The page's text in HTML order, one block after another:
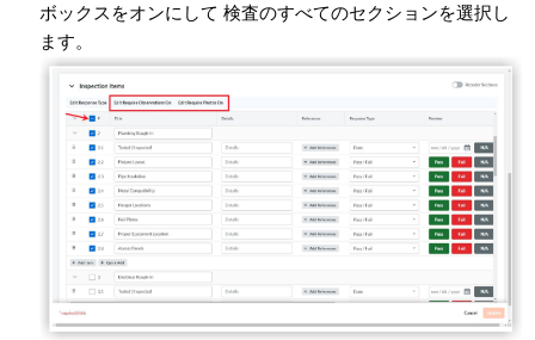
ボックスをオンにして 検査のすべてのセクションを選択し
ます。